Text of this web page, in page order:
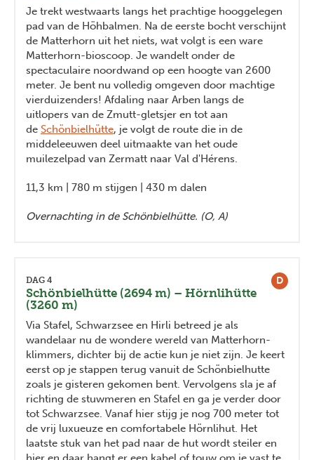
Je trekt westwaarts langs het prachtige hooggelegen
pad van de Höhbalmen. Na de eerste bocht verschijnt
de Matterhorn uit het niets, wat volgt is een ware
Matterhorn-bioscoop. Je wandelt onder de
spectaculaire noordwand op een hoogte van 2600
meter. Je bent nu volledig omgeven door machtige
vierduizenders! Afdaling naar Arben langs de
uitlopers van de Zmutt-gletsjer en tot aan
de Schönbielhütte, je volgt de route die in de
middeleeuwen deel uitmaakte van het oude
muilezelpad van Zermatt naar Val d'Hérens.
11,3 km | 780 m stijgen | 430 m dalen
Overnachting in de Schönbielhütte. (O, A)
D
DAG 4
Schönbielhütte (2694 m) – Hörnlihütte
(3260 m)
Via Stafel, Schwarzsee en Hirli betreed je als
wandelaar nu de wondere wereld van Matterhorn-
klimmers, dichter bij de actie kun je niet zijn. Je keert
eerst op je stappen terug vanuit de Schönbielhutte
zoals je gisteren gekomen bent. Vervolgens sla je af
richting de stuwmeren en Stafel en ga je verder door
tot Schwarzsee. Vanaf hier stijg je nog 700 meter tot
de vrij luxueuze en comfortabele Hörnlihut. Het
laatste stuk van het pad naar de hut wordt steiler en